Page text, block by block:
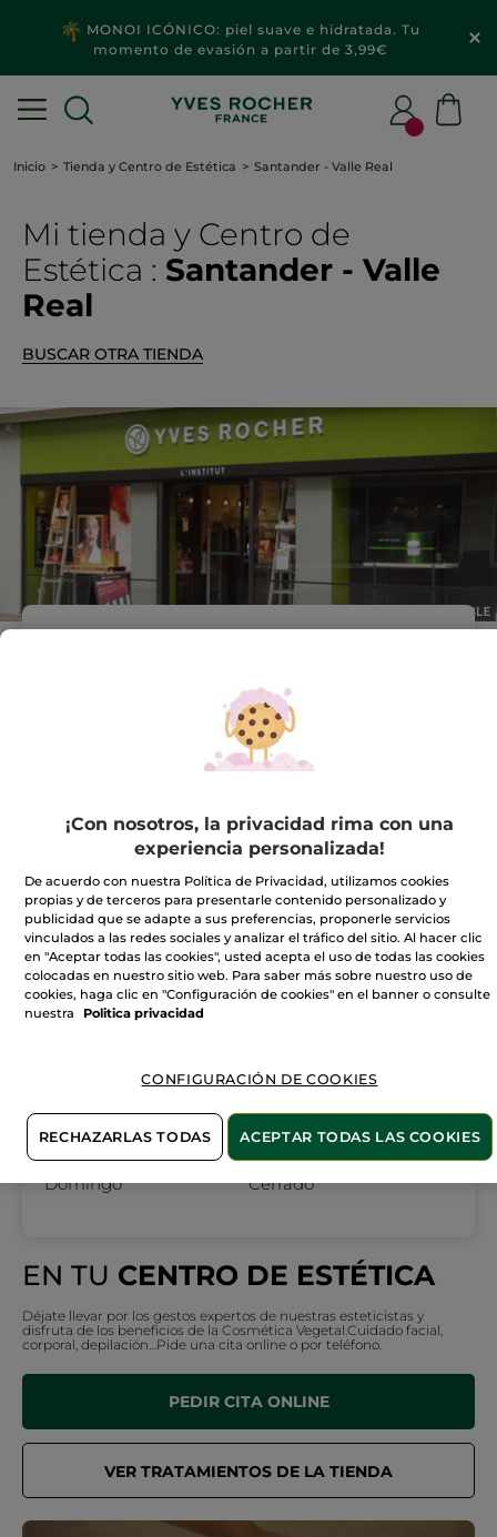
MONOI ICÓNICO: piel suave e hidratada. Tu
momento de evasión a partir de 3,99€
Inicio Tienda y Centro de Estética Santander - Valle Real
Mi tienda y Centro de
Estética : Santander - Valle
Real
BUSCAR OTRA TIENDA
942261129
Horario comercial
Lunes
10:00 - 22:00
10:00 - 22:00
Domingo
Cerrado
EN TU CENTRO DE ESTÉTICA
Déjate llevar por los gestos expertos de nuestras esteticistas y
disfruta de los beneficios de la Cosmética Vegetal.Cuidado facial,
corporal, depilación…Pide una cita online o por teléfono.
PEDIR CITA ONLINE
VER TRATAMIENTOS DE LA TIENDA
¡Con nosotros, la privacidad rima con una
experiencia personalizada!
De acuerdo con nuestra Política de Privacidad, utilizamos cookies
propias y de terceros para presentarle contenido personalizado y
publicidad que se adapte a sus preferencias, proponerle servicios
vinculados a las redes sociales y analizar el tráfico del sitio. Al hacer clic
en "Aceptar todas las cookies", usted acepta el uso de todas las cookies
colocadas en nuestro sitio web. Para saber más sobre nuestro uso de
cookies, haga clic en "Configuración de cookies" en el banner o consulte
nuestra
Politica privacidad
CONFIGURACIÓN DE COOKIES
RECHAZARLAS TODAS ACEPTAR TODAS LAS COOKIES